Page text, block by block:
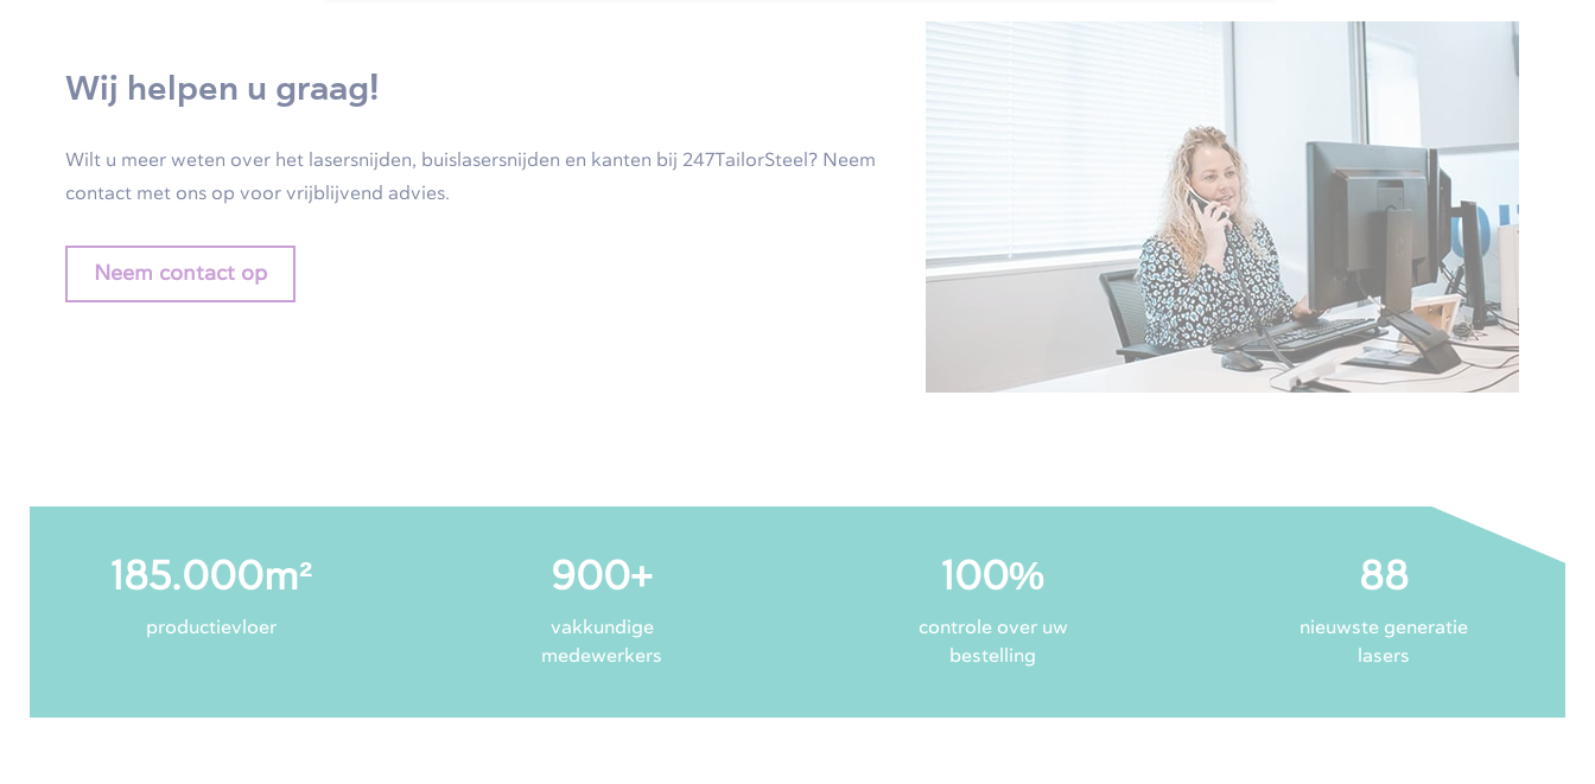
Wij helpen u graag!
Wilt u meer weten over het lasersnijden, buislasersnijden en kanten bij 247TailorSteel? Neem
contact met ons op voor vrijblijvend advies.
Neem contact op
185.000m²
productievloer
900+
vakkundige
medewerkers
100%
controle over uw
bestelling
88
nieuwste generatie
lasers